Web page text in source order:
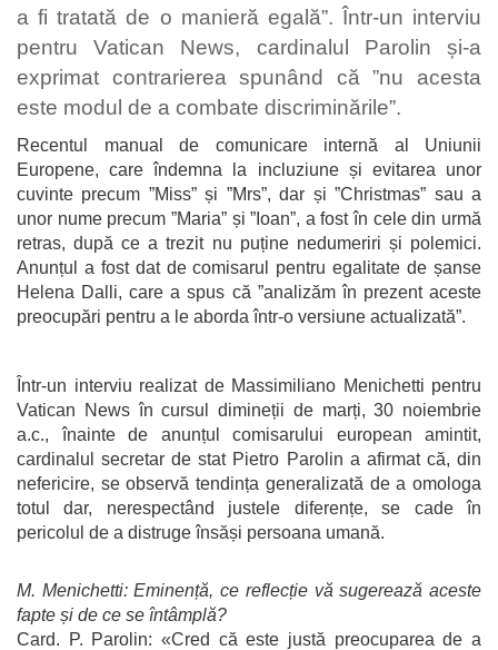
a fi tratată de o manieră egală”. Într-un interviu
pentru Vatican News, cardinalul Parolin și-a
exprimat contrarierea spunând că ”nu acesta
este modul de a combate discriminările”.
Recentul manual de comunicare internă al Uniunii
Europene, care îndemna la incluziune și evitarea unor
cuvinte precum ”Miss” și ”Mrs”, dar și ”Christmas” sau a
unor nume precum ”Maria” și ”Ioan”, a fost în cele din urmă
retras, după ce a trezit nu puține nedumeriri și polemici.
Anunțul a fost dat de comisarul pentru egalitate de șanse
Helena Dalli, care a spus că ”analizăm în prezent aceste
preocupări pentru a le aborda într-o versiune actualizată”.
Într-un interviu realizat de Massimiliano Menichetti pentru
Vatican News în cursul dimineții de marți, 30 noiembrie
a.c., înainte de anunțul comisarului european amintit,
cardinalul secretar de stat Pietro Parolin a afirmat că, din
nefericire, se observă tendința generalizată de a omologa
totul dar, nerespectând justele diferențe, se cade în
pericolul de a distruge însăși persoana umană.
M. Menichetti: Eminență, ce reflecție vă sugerează aceste
fapte și de ce se întâmplă?
Card. P. Parolin: «Cred că este justă preocuparea de a